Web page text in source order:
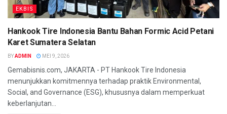
EKBIS
Hankook Tire Indonesia Bantu Bahan Formic Acid Petani
Karet Sumatera Selatan
BYADMIN MEI 9, 2026
Gemabisnis.com, JAKARTA - PT Hankook Tire Indonesia
menunjukkan komitmennya terhadap praktik Environmental,
Social, and Governance (ESG), khususnya dalam memperkuat
keberlanjutan...